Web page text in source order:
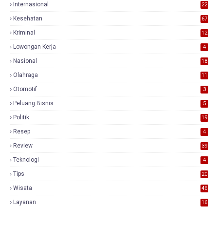
Internasional 22
Kesehatan 67
Kriminal 12
Lowongan Kerja 4
Nasional
18
Olahraga 11
Otomotif 3
Peluang Bisnis 5
Politik 19
Resep 4
Review
39
Teknologi 4
Tips 20
Wisata 46
Layanan 16